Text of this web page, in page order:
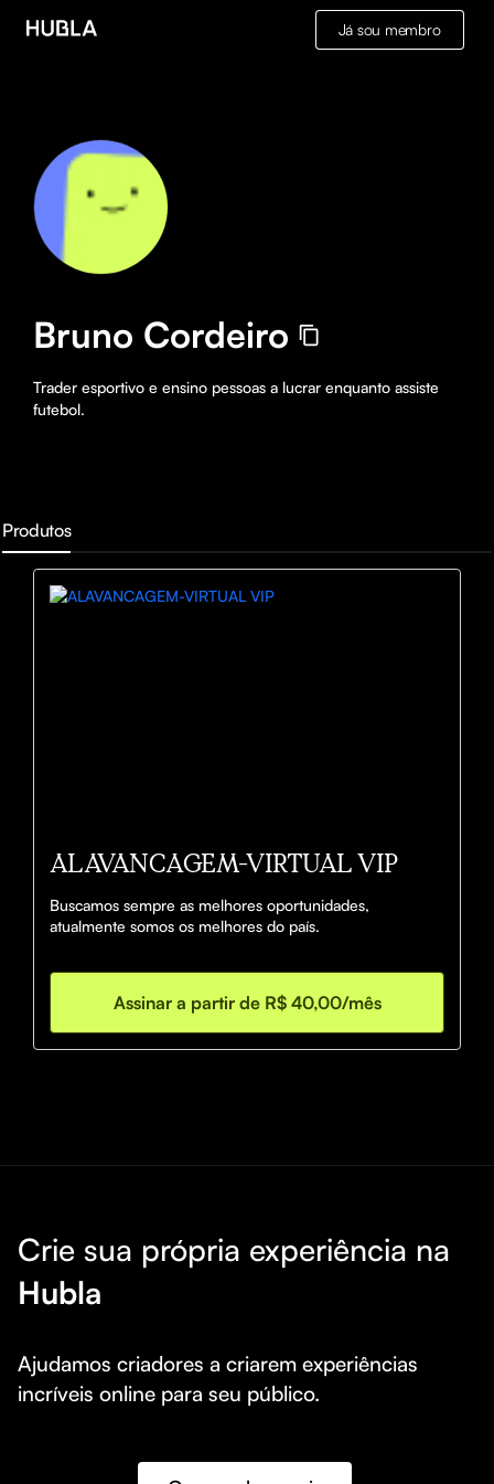
Já sou membro
Bruno Cordeiro
Trader esportivo e ensino pessoas a lucrar enquanto assiste
futebol.
Produtos
ALAVANCAGEM-VIRTUAL VIP
Buscamos sempre as melhores oportunidades,
atualmente somos os melhores do país.
Assinar a partir de R$ 40,00/mês
Crie sua própria experiência na
Hubla
Ajudamos criadores a criarem experiências
incríveis online para seu público.